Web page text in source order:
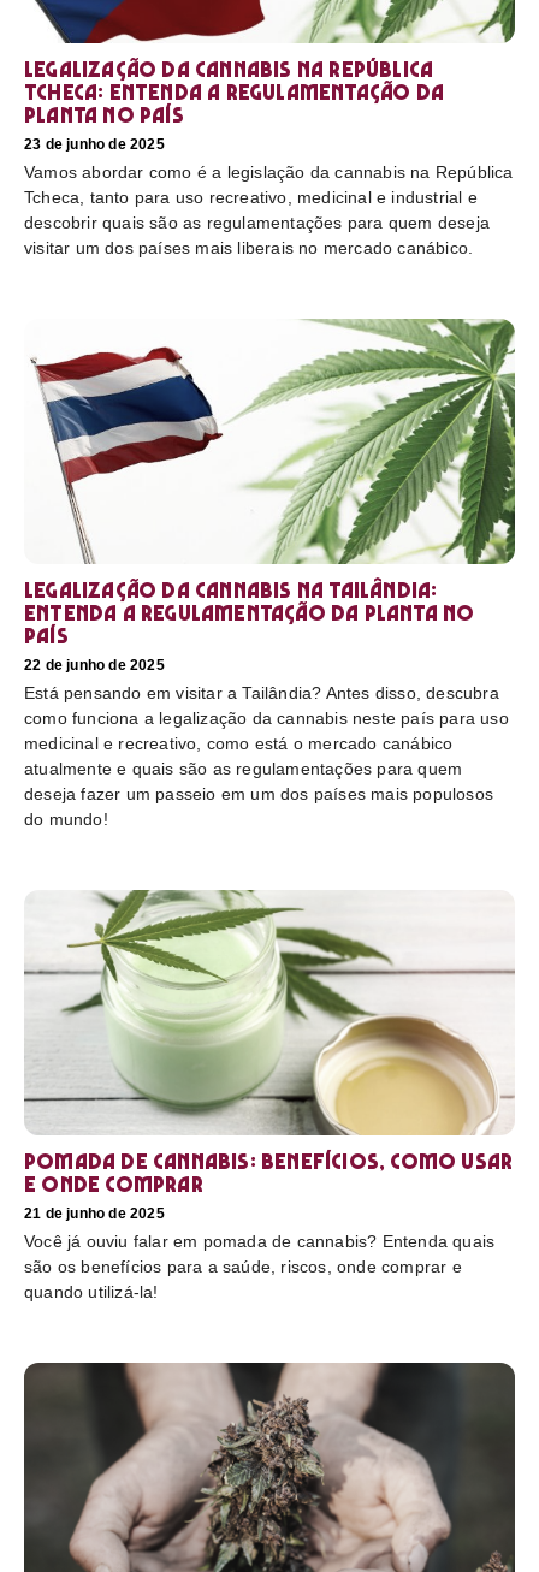
Legalização da cannabis na República
Tcheca: entenda a regulamentação da
planta no país
23 de junho de 2025
Vamos abordar como é a legislação da cannabis na República
Tcheca, tanto para uso recreativo, medicinal e industrial e
descobrir quais são as regulamentações para quem deseja
visitar um dos países mais liberais no mercado canábico.
Legalização da cannabis na Tailândia:
Entenda a regulamentação da planta no
país
22 de junho de 2025
Está pensando em visitar a Tailândia? Antes disso, descubra
como funciona a legalização da cannabis neste país para uso
medicinal e recreativo, como está o mercado canábico
atualmente e quais são as regulamentações para quem
deseja fazer um passeio em um dos países mais populosos
do mundo!
Pomada de cannabis: Benefícios, como usar
e onde comprar
21 de junho de 2025
Você já ouviu falar em pomada de cannabis? Entenda quais
são os benefícios para a saúde, riscos, onde comprar e
quando utilizá-la!